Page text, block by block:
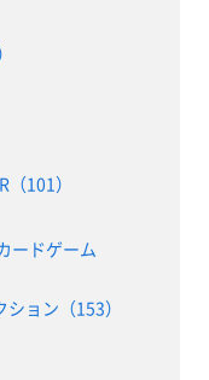
101）
ードゲーム
ョン（153）